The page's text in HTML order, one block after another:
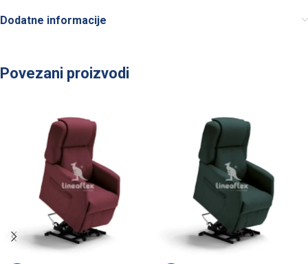
Dodatne informacije
Povezani proizvodi